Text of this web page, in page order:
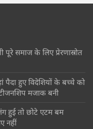
समाज के लिए प्रेरणास्रोत
पैदा हुए विदेशियों के बच्चे को
मजाक बनी
हुई तो छोटे एटम बम
नहीं